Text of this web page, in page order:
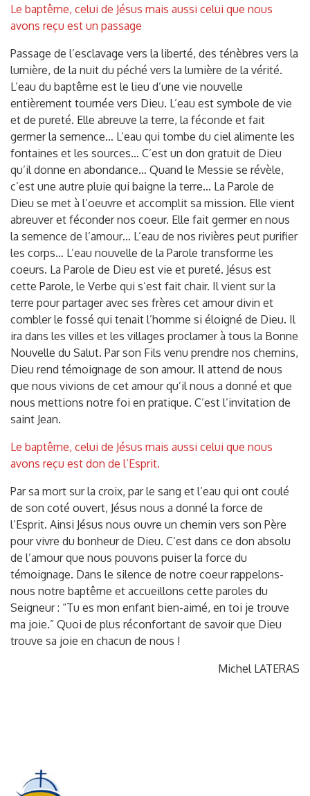
Le baptême, celui de Jésus mais aussi celui que nous
avons reçu est un passage
Passage de l’esclavage vers la liberté, des ténèbres vers la
lumière, de la nuit du péché vers la lumière de la vérité.
L’eau du baptême est le lieu d’une vie nouvelle
entièrement tournée vers Dieu. L’eau est symbole de vie
et de pureté. Elle abreuve la terre, la féconde et fait
germer la semence… L’eau qui tombe du ciel alimente les
fontaines et les sources… C’est un don gratuit de Dieu
qu’il donne en abondance… Quand le Messie se révèle,
c’est une autre pluie qui baigne la terre… La Parole de
Dieu se met à l’oeuvre et accomplit sa mission. Elle vient
abreuver et féconder nos coeur. Elle fait germer en nous
la semence de l’amour… L’eau de nos rivières peut purifier
les corps… L’eau nouvelle de la Parole transforme les
coeurs. La Parole de Dieu est vie et pureté. Jésus est
cette Parole, le Verbe qui s’est fait chair. Il vient sur la
terre pour partager avec ses frères cet amour divin et
combler le fossé qui tenait l’homme si éloigné de Dieu. Il
ira dans les villes et les villages proclamer à tous la Bonne
Nouvelle du Salut. Par son Fils venu prendre nos chemins,
Dieu rend témoignage de son amour. Il attend de nous
que nous vivions de cet amour qu’il nous a donné et que
nous mettions notre foi en pratique. C’est l’invitation de
saint Jean.
Le baptême, celui de Jésus mais aussi celui que nous
avons reçu est don de l’Esprit.
Par sa mort sur la croix, par le sang et l’eau qui ont coulé
de son coté ouvert, Jésus nous a donné la force de
l’Esprit. Ainsi Jésus nous ouvre un chemin vers son Père
pour vivre du bonheur de Dieu. C’est dans ce don absolu
de l’amour que nous pouvons puiser la force du
témoignage. Dans le silence de notre coeur rappelons-
nous notre baptême et accueillons cette paroles du
Seigneur : “Tu es mon enfant bien-aimé, en toi je trouve
ma joie.” Quoi de plus réconfortant de savoir que Dieu
trouve sa joie en chacun de nous !
Michel LATERAS